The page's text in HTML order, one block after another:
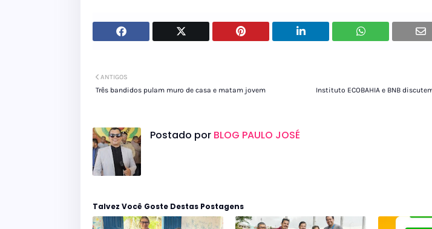
Instituto ECOBAHIA e BNB
ANTIGOS
Três bandidos pulam muro de casa e matam jovem
Postado por BLOG PAULO JOSÉ
Talvez Você Goste Destas Postagens